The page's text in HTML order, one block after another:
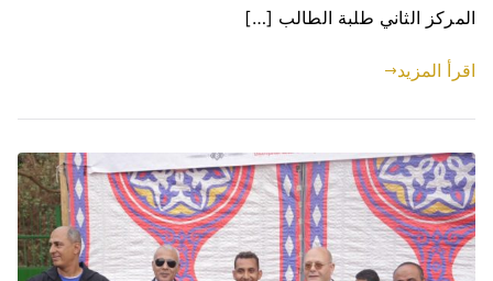
المركز الثاني طلبة الطالب […]
اقرأ المزيد